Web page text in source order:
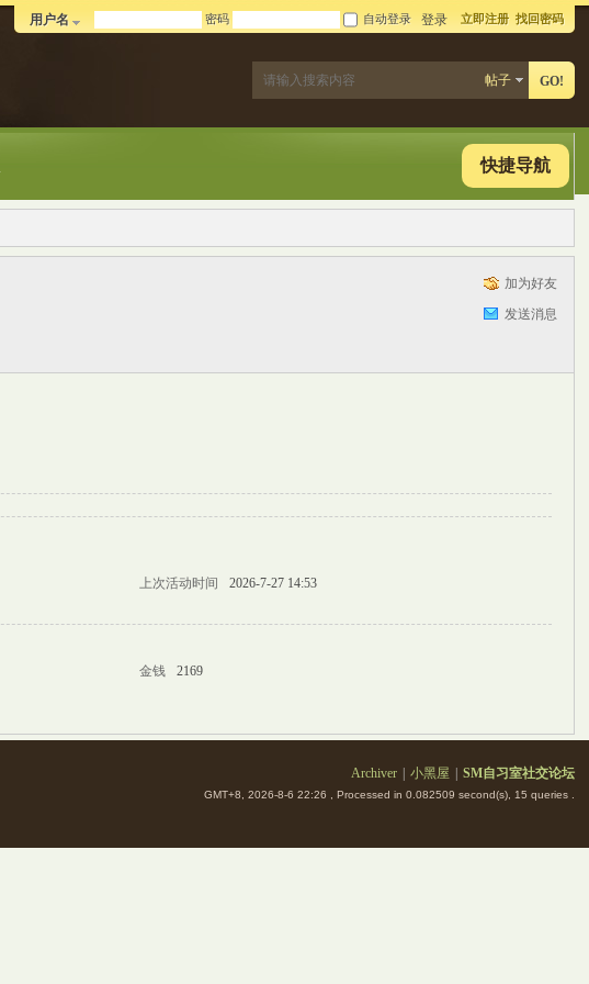
用户名 密码 自动登录 登录 立即注册 找回密码
帖子 GO!
快捷导航
加为好友
发送消息
上次活动时间
2026-7-27 14:53
金钱
2169
Archiver 小黑屋 SM自习室社交论坛
GMT+8, 2026-8-6 22:26 , Processed in 0.082509 second(s), 15 queries .